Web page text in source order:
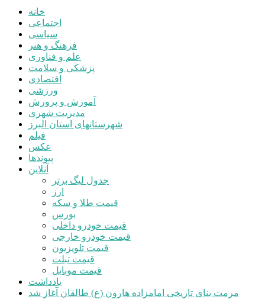
خانه
اجتماعی
سیاسی
فرهنگ و هنر
علم و فناوری
پزشکی و سلامت
اقتصادی
ورزشی
آموزش و پرورش
مدیریت شهری
شهرستانهای استان البرز
فیلم
عکس
پیوندها
آنلاین
جدول لیگ برتر
ارز
قیمت طلا و سکه
بورس
قیمت خودرو داخلی
قیمت خودرو خارجی
قیمت تلویزیون
قیمت تبلت
قیمت موبایل
یادداشت
مرمت بنای تاریخی امامزاده هارون (ع) طالقان آغاز شد